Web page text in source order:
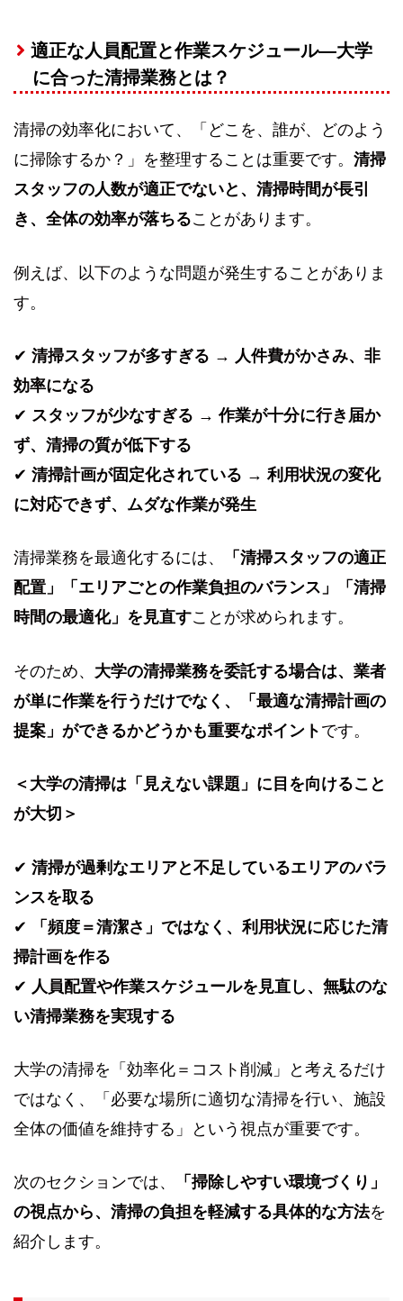
適正な人員配置と作業スケジュール—大学
に合った清掃業務とは？
清掃の効率化において、「どこを、誰が、どのよう
に掃除するか？」を整理することは重要です。 清掃
スタッフの人数が適正でないと、清掃時間が長引
き、全体の効率が落ちることがあります。
例えば、以下のような問題が発生することがありま
す。
✔ 清掃スタッフが多すぎる → 人件費がかさみ、非
効率になる
✔ スタッフが少なすぎる → 作業が十分に行き届か
ず、清掃の質が低下する
✔ 清掃計画が固定化されている → 利用状況の変化
に対応できず、ムダな作業が発生
清掃業務を最適化するには、
「清掃スタッフの適正
配置」「エリアごとの作業負担のバランス」「清掃
時間の最適化」を見直すことが求められます。
そのため、 大学の清掃業務を委託する場合は、業者
が単に作業を行うだけでなく、「最適な清掃計画の
提案」ができるかどうかも重要なポイント です。
＜大学の清掃は「見えない課題」に目を向けること
が大切＞
✔ 清掃が過剰なエリアと不足しているエリアのバラ
ンスを取る
✔
「頻度＝清潔さ」ではなく、利用状況に応じた清
掃計画を作る
✔ 人員配置や作業スケジュールを見直し、無駄のな
い清掃業務を実現する
大学の清掃を「効率化＝コスト削減」と考えるだけ
ではなく、「必要な場所に適切な清掃を行い、施設
全体の価値を維持する」という視点が重要です。
次のセクションでは、
「掃除しやすい環境づくり」
の視点から、清掃の負担を軽減する具体的な方法を
紹介します。